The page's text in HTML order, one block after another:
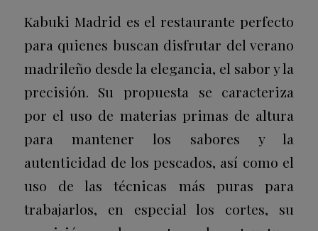
Kabuki Madrid es el restaurante perfecto
para quienes buscan disfrutar del verano
madrileño desde la elegancia, el sabor y la
precisión. Su propuesta se caracteriza
por el uso de materias primas de altura
para mantener los sabores y la
autenticidad de los pescados, así como el
uso de las técnicas más puras para
trabajarlos, en especial los cortes, su